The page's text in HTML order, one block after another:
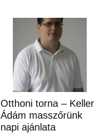
Otthoni torna – Keller
Ádám masszőrünk
napi ajánlata